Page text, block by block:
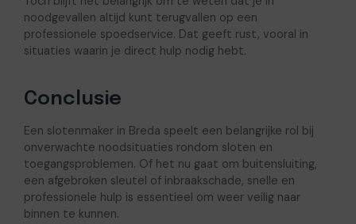
noodgevallen altijd kunt terugvallen op een
professionele spoedservice. Dat geeft rust, vooral in
situaties waarin je direct hulp nodig hebt.
Conclusie
Een slotenmaker in Breda speelt een belangrijke rol bij
onverwachte noodsituaties rondom sloten en
toegangsproblemen. Of het nu gaat om buitensluiting,
een afgebroken sleutel of inbraakschade, snelle en
professionele hulp is essentieel om weer veilig naar
binnen te kunnen.